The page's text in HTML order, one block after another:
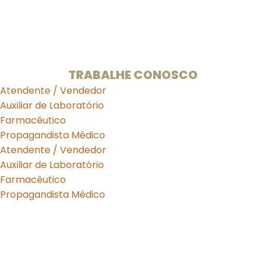
TRABALHE CONOSCO
Atendente / Vendedor
Auxiliar de Laboratório
Farmacêutico
Propagandista Médico
Atendente / Vendedor
Auxiliar de Laboratório
Farmacêutico
Propagandista Médico